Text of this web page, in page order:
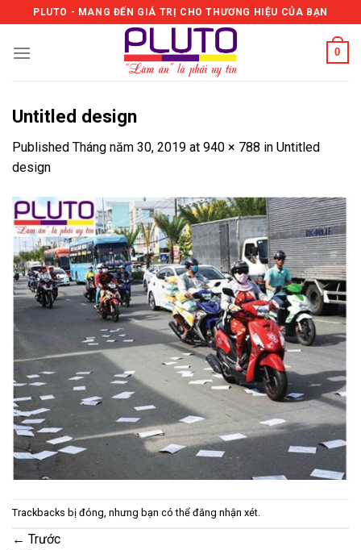
to
content
PLUTO - MANG ĐẾN GIÁ TRỊ CHO THƯƠNG HIỆU CỦA BẠN
0
Untitled design
Published Tháng năm 30, 2019 at 940 × 788 in Untitled
design
Trackbacks bị đóng, nhưng bạn có thể đăng nhận xét.
← Trước